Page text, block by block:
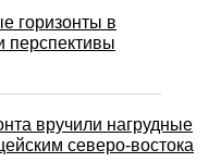
горизонты в
перспективы
вручили нагрудные
северо-востока